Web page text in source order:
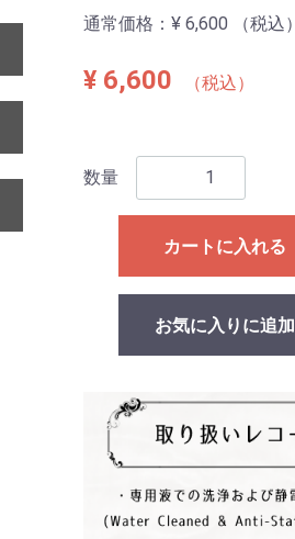
通常価格： ¥ 6,600 （税込）
¥ 6,600 （税込）
数量
カートに入れる
お気に入りに追加